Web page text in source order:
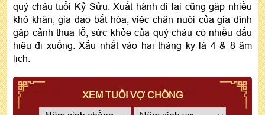
quý cháu tuổi Kỷ Sửu. Xuất hành đi lại cũng gặp nhiều
khó khăn; gia đạo bất hòa; việc chăn nuôi của gia đình
gặp cảnh thua lỗ; sức khỏe của quý cháu có nhiều dấu
hiệu đi xuống. Xấu nhất vào hai tháng kỵ là 4 & 8 âm
lịch.
XEM TUỔI VỢ CHỒNG